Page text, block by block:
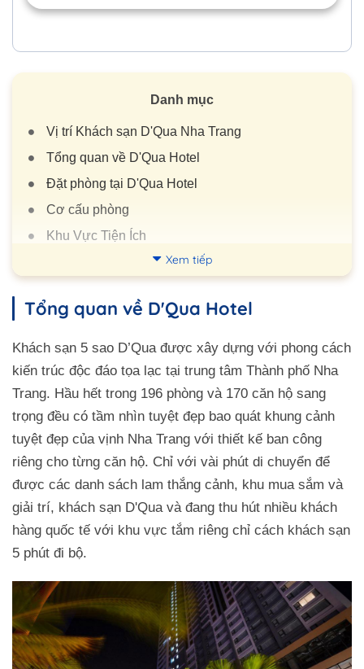
Danh mục
Vị trí Khách sạn D'Qua Nha Trang
Tổng quan về D'Qua Hotel
Đặt phòng tại D'Qua Hotel
Cơ cấu phòng
Khu Vực Tiện Ích
Review D'Qua Hotel
Đường đi đến đây
Xem tiếp
Tổng quan về D'Qua Hotel
Khách sạn 5 sao D’Qua được xây dựng với phong cách
kiến trúc độc đáo tọa lạc tại trung tâm Thành phố Nha
Trang. Hầu hết trong 196 phòng và 170 căn hộ sang
trọng đều có tầm nhìn tuyệt đẹp bao quát khung cảnh
tuyệt đẹp của vịnh Nha Trang với thiết kế ban công
riêng cho từng căn hộ. Chỉ với vài phút di chuyển để
được các danh sách lam thắng cảnh, khu mua sắm và
giải trí, khách sạn D'Qua và đang thu hút nhiều khách
hàng quốc tế với khu vực tắm riêng chỉ cách khách sạn
5 phút đi bộ.